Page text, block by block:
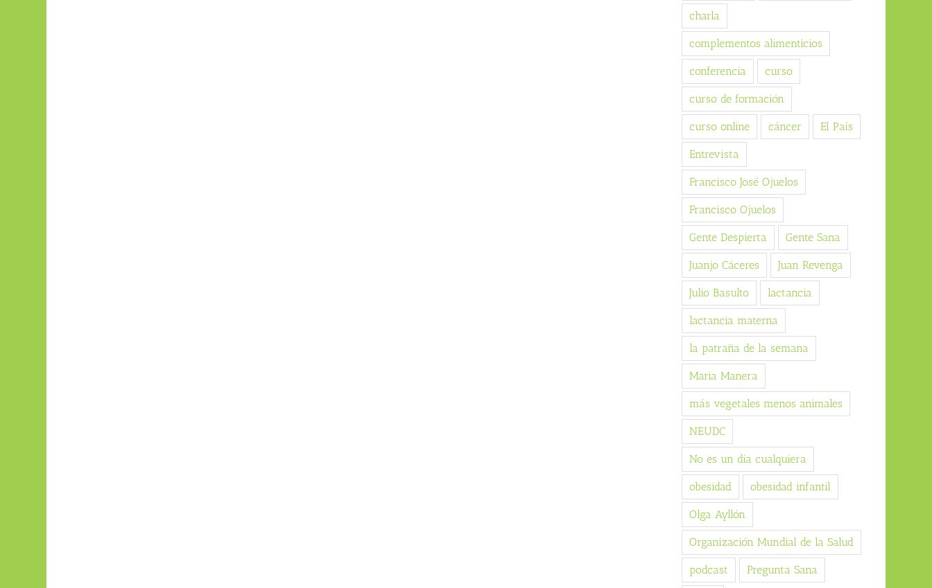
charla
complementos alimenticios
conferencia curso
curso de formación
curso online cáncer El País
Entrevista
Francisco José Ojuelos
Francisco Ojuelos
Gente Despierta Gente Sana
Juanjo Cáceres Juan Revenga
Julio Basulto lactancia
lactancia materna
la patraña de la semana
Maria Manera
más vegetales menos animales
NEUDC
No es un día cualquiera
obesidad obesidad infantil
Olga Ayllón
Organización Mundial de la Salud
podcast Pregunta Sana